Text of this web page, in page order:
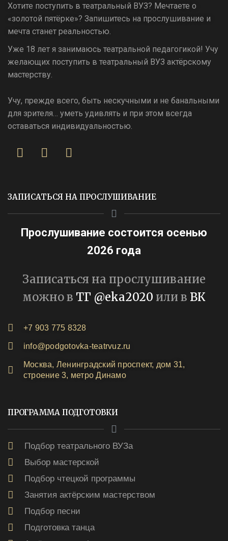
Хотите поступить в театральный ВУЗ? Мечтаете о
«золотой пятёрке»? Запишитесь на прослушивание и
мечта станет реальностью.
Уже 18 лет я занимаюсь театральной педагогикой! Учу
желающих поступить в театральный ВУЗ актёрскому
мастерству.
Учу, прежде всего, быть нескучными и не банальными
для зрителя… уметь удивлять и при этом всегда
оставаться индивидуальностью.
ЗАПИСАТЬСЯ НА ПРОСЛУШИВАНИЕ
Прослушивание состоится осенью
2026 года
Записаться на прослушивание
можно в ТГ @eka2020 или в ВК
+7 903 775 8328
info@podgotovka-teatrvuz.ru
Москва, Ленинградский проспект, дом 31,
строение 3, метро Динамо
ПРОГРАММА ПОДГОТОВКИ
Подбор театрального ВУЗа
Выбор мастерской
Подбор чтецкой программы
Занятия актёрским мастерством
Подбор песни
Подготовка танца